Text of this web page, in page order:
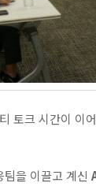
토크 시간이 이
을 이끌고 계신